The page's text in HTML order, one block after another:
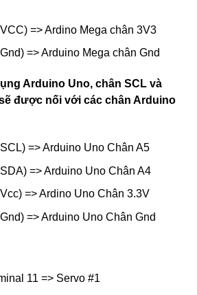
=> Ardino Mega chân 3V3
=> Arduino Mega chân Gnd
Arduino Uno, chân SCL và
được nối với các chân Arduino
=> Arduino Uno Chân A5
=> Arduino Uno Chân A4
=> Ardino Uno Chân 3.3V
=> Arduino Uno Chân Gnd
11 => Servo #1